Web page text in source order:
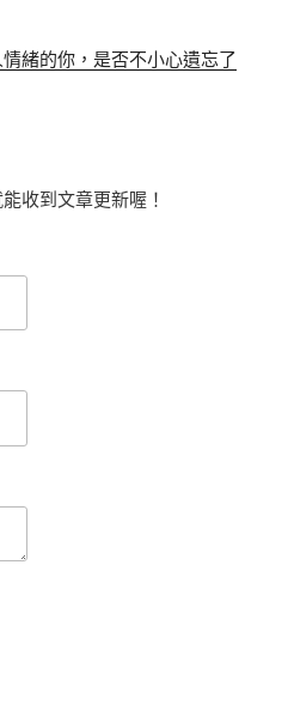
緒的你，是否不小心遺忘了
收到文章更新喔！